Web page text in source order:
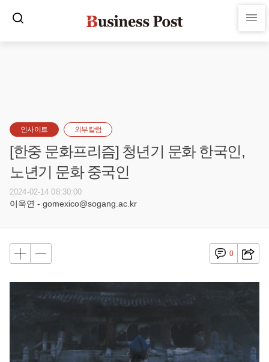
인사이트 외부칼럼
[한중 문화프리즘] 청년기 문화 한국인,
노년기 문화 중국인
2024-02-14 08:30:00
이욱연 - gomexico@sogang.ac.kr
0